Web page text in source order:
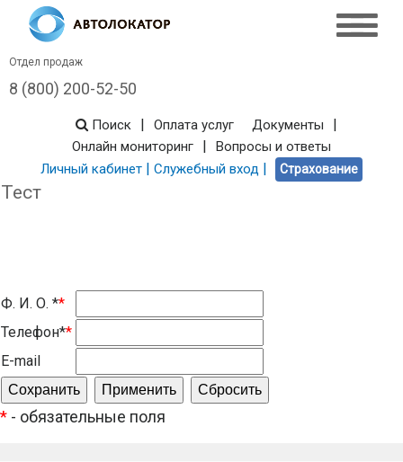
Отдел продаж
8 (800) 200-52-50
Поиск | Оплата услуг Документы |
Онлайн мониторинг |
Вопросы и ответы
Личный кабинет | Служебный вход | Страхование
Тест
Ф. И. О. **
Телефон**
E-mail
* - обязательные поля